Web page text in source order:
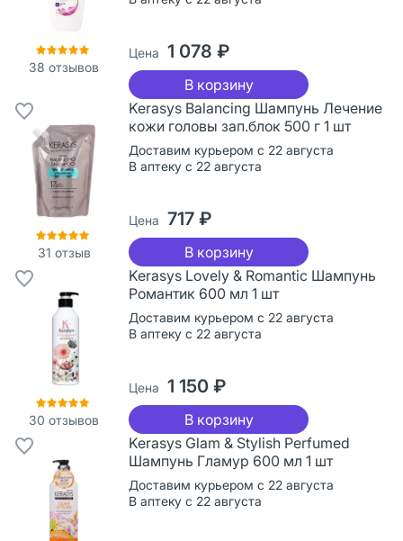
38 отзывов
Цена 1 078 ₽
В корзину
31 отзыв
Kerasys Balancing Шампунь Лечение
кожи головы зап.блок 500 г 1 шт
Доставим курьером с 22 августа
В аптеку с 22 августа
Цена 717 ₽
В корзину
30 отзывов
Kerasys Lovely & Romantic Шампунь
Романтик 600 мл 1 шт
Доставим курьером с 22 августа
В аптеку с 22 августа
Цена 1 150 ₽
В корзину
Kerasys Glam & Stylish Perfumed
Шампунь Гламур 600 мл 1 шт
Доставим курьером с 22 августа
В аптеку с 22 августа